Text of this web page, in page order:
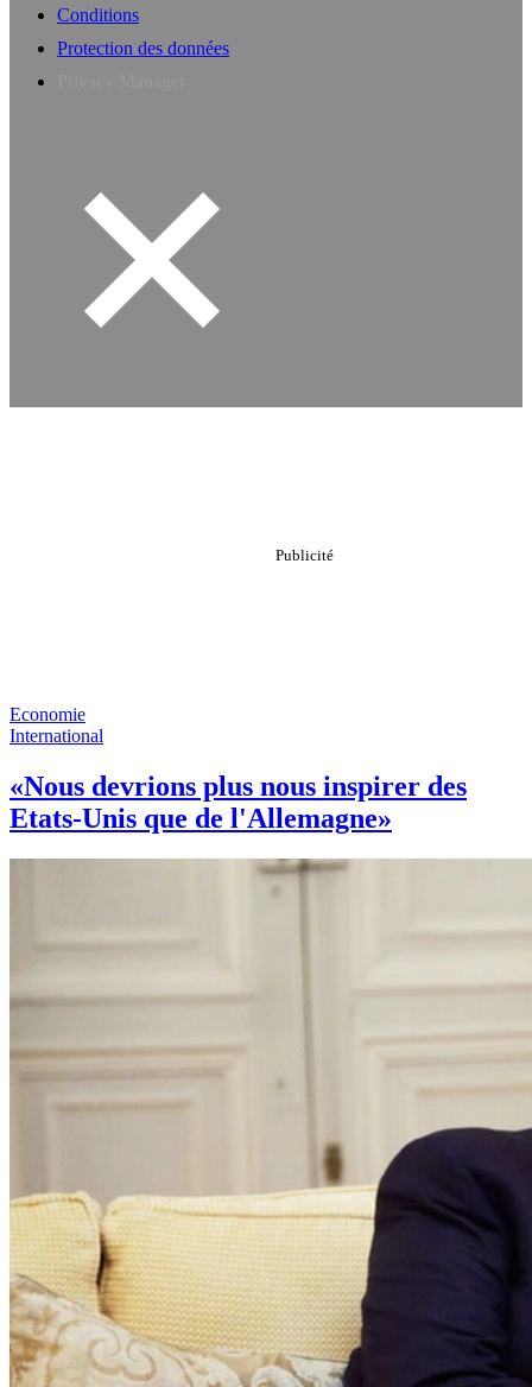
Conditions
Protection des données
Economie
International
«Nous devrions plus nous inspirer des
Etats-Unis que de l'Allemagne»